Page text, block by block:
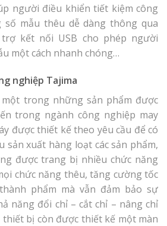
người điều khiển tiết kiệm công
mẫu thêu dễ dàng thông qua
kết nối USB cho phép người
một cách nhanh chóng…
nghiệp Tajima
trong những sản phẩm được
trong ngành công nghiệp may
được thiết kế theo yêu cầu để có
sản xuất hàng loạt các sản phẩm,
được trang bị nhiều chức năng
chức năng thêu, tăng cường tốc
phẩm mà vẫn đảm bảo sự
năng đổi chỉ – cắt chỉ – nâng chỉ
bị còn được thiết kế một màn